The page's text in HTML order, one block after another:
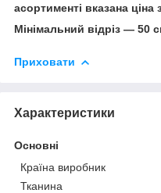
асортименті вказана ціна
Мінімальний відріз — 50
Приховати
Характеристики
Основні
Країна виробник
Тканина